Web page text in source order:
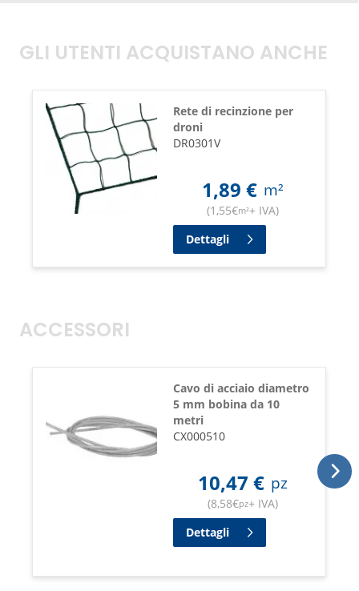
GLI UTENTI ACQUISTANO ANCHE
Rete di recinzione per
droni
DR0301V
1,89 € m²
(1,55€m²+ IVA)
Dettagli
ACCESSORI
Cavo di acciaio diametro
5 mm bobina da 10
metri
CX000510
10,47 € pz
(8,58€pz+ IVA)
Dettagli